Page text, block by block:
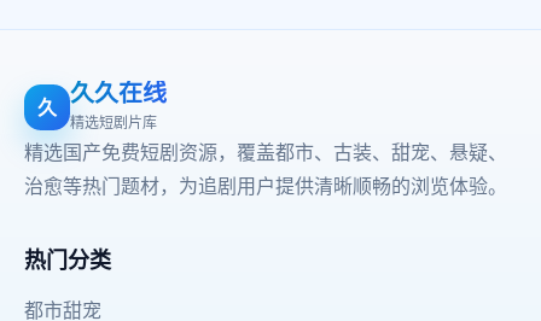
久 久久在线
精选短剧片库
精选国产免费短剧资源，覆盖都市、古装、甜宠、悬疑、
治愈等热门题材，为追剧用户提供清晰顺畅的浏览体验。
热门分类
都市甜宠